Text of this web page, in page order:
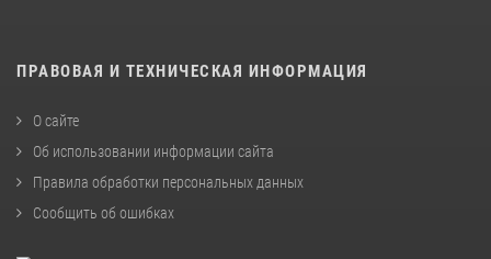
ПРАВОВАЯ И ТЕХНИЧЕСКАЯ ИНФОРМАЦИЯ
О сайте
Об использовании информации сайта
Правила обработки персональных данных
Сообщить об ошибках